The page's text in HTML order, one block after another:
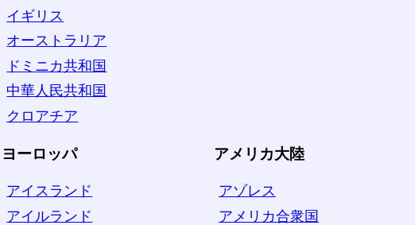
イギリス
オーストラリア
ドミニカ共和国
中華人民共和国
クロアチア
ヨーロッパ
アイスランド
アイルランド
アメリカ大陸
アゾレス
アメリカ合衆国